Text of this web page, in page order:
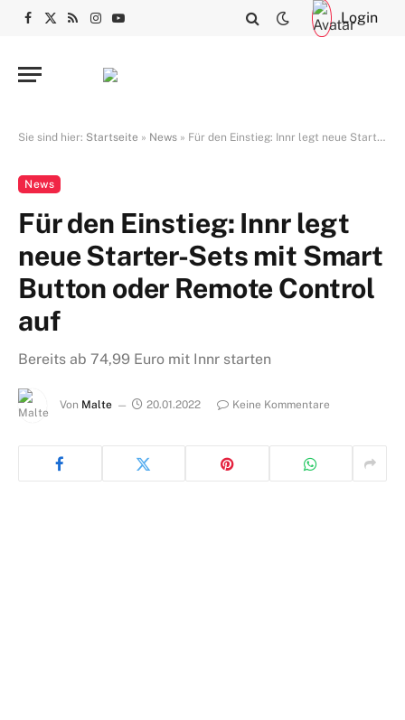
Facebook
X
RSSInstagram
YouTube Login
Sie sind hier: Startseite » News » Für den Einstieg: Innr legt neue Starter-Sets mit Smart Button oder Remote Control auf
News
Für den Einstieg: Innr legt
neue Starter-Sets mit Smart
Button oder Remote Control
auf
Bereits ab 74,99 Euro mit Innr starten
Von Malte 20.01.2022 Keine Kommentare